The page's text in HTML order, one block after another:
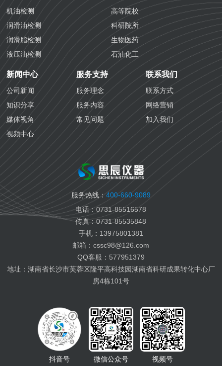
机油检测
润滑油检测
润滑脂检测
液压油检测
防冻液检测
防锈油检测
齿轮油检测
导热油检测
生物医药检测
国六汽油检测
国六柴油检测
变齿轮油检测
变压器油检测
纤膏缆膏检测
船用燃料油检测
高等院校
科研院所
生物医药
石油化工
化学工业
航空铁路
海关质检
生态环境
新闻中心
公司新闻
知识分享
媒体视角
视频中心
服务支持
服务理念
服务内容
常见问题
联系我们
联系方式
网络营销
加入我们
服务热线： 400-660-9089
电话：0731-85516578
传真：0731-85535848
手机：13975801381
邮箱：cssc98@126.com
QQ客服：577951379
地址：湖南省长沙市芙蓉区隆平高科技园湖南省科研成果转化中心厂
房4栋101号
抖音号 微信公众号 视频号